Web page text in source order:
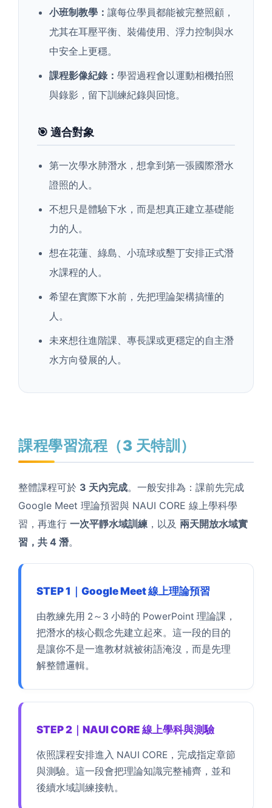
小班制教學： 讓每位學員都能被完整照顧，
尤其在耳壓平衡、裝備使用、浮力控制與水
中安全上更穩。
課程影像紀錄： 學習過程會以運動相機拍照
與錄影，留下訓練紀錄與回憶。
🎯 適合對象
第一次學水肺潛水，想拿到第一張國際潛水
證照的人。
不想只是體驗下水，而是想真正建立基礎能
力的人。
想在花蓮、綠島、小琉球或墾丁安排正式潛
水課程的人。
希望在實際下水前，先把理論架構搞懂的
人。
未來想往進階課、專長課或更穩定的自主潛
水方向發展的人。
課程學習流程（3 天特訓）
整體課程可於 3 天內完成。一般安排為：課前先完成
Google Meet 理論預習與 NAUI CORE 線上學科學
習，再進行 一次平靜水域訓練 ，以及 兩天開放水域實
習，共 4 潛。
STEP 1｜Google Meet 線上理論預習
由教練先用 2～3 小時的 PowerPoint 理論課，
把潛水的核心觀念先建立起來。這一段的目的
是讓你不是一進教材就被術語淹沒，而是先理
解整體邏輯。
STEP 2｜NAUI CORE 線上學科與測驗
依照課程安排進入 NAUI CORE，完成指定章節
與測驗。這一段會把理論知識完整補齊，並和
後續水域訓練接軌。